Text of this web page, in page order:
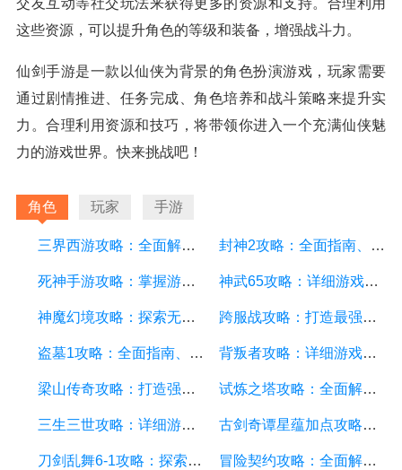
交友互动等社交玩法来获得更多的资源和支持。合理利用
这些资源，可以提升角色的等级和装备，增强战斗力。
仙剑手游是一款以仙侠为背景的角色扮演游戏，玩家需要
通过剧情推进、任务完成、角色培养和战斗策略来提升实
力。合理利用资源和技巧，将带领你进入一个充满仙侠魅
力的游戏世界。快来挑战吧！
角色 玩家 手游
三界西游攻略：全面解析三界西游游戏玩法、角色、装备与副本 封神2攻略：全面指南、技巧与秘籍解析
死神手游攻略：掌握游戏技巧，轻松成为顶级玩家 神武65攻略：详细游戏攻略方面的描述
神魔幻境攻略：探索无尽的魔幻世界，成为顶尖玩家 跨服战攻略：打造最强战队，征服多个服务器
盗墓1攻略：全面指南、秘籍和技巧 背叛者攻略：详细游戏攻略方面的描述
梁山传奇攻略：打造强大的英雄团队，征服江湖的必备指南 试炼之塔攻略：全面解析游戏技巧与策略，帮你征服每一层塔
三生三世攻略：详细游戏攻略方面的描述 古剑奇谭星蕴加点攻略：打造无敌战队，征服九州大陆
刀剑乱舞6-1攻略：探索副本、培养角色和战斗技巧详解 冒险契约攻略：全面解析游戏玩法、技巧和策略